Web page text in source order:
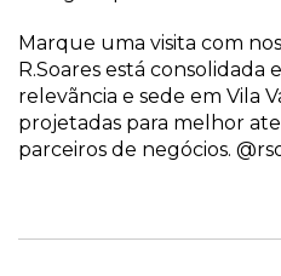
Marque uma visita com
R.Soares está consolidada
relevãncia e sede em Vila
projetadas para melhor
parceiros de negócios.